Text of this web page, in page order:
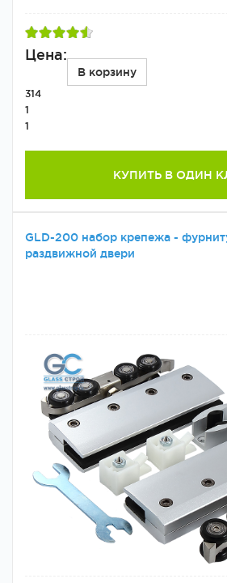
Цена:
В корзину
314
1
1
КУПИТЬ В ОДИН
GLD-200 набор крепежа -
раздвижной двери